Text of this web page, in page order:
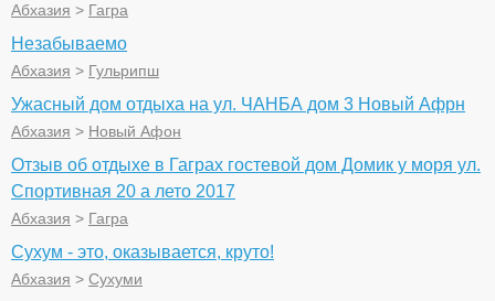
Абхазия > Гагра
Незабываемо
Абхазия > Гульрипш
Ужасный дом отдыха на ул. ЧАНБА дом 3 Новый Афрн
Абхазия > Новый Афон
Отзыв об отдыхе в Гаграх гостевой дом Домик у моря ул.
Спортивная 20 а лето 2017
Абхазия > Гагра
Сухум - это, оказывается, круто!
Абхазия > Сухуми